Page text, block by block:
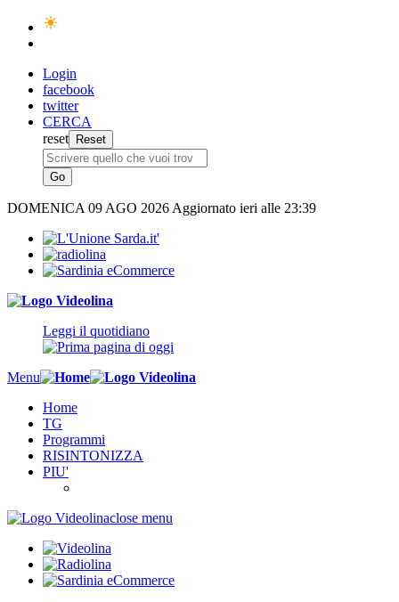
Login
facebook
twitter
CERCA
reset
DOMENICA 09 AGO 2026 Aggiornato ieri alle 23:39
Leggi il quotidiano
Menu
Home
TG
Programmi
RISINTONIZZA
PIU'
close menu